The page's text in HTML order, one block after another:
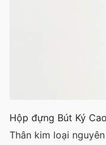
Hộp đựng Bút Ký
Thân kim loại